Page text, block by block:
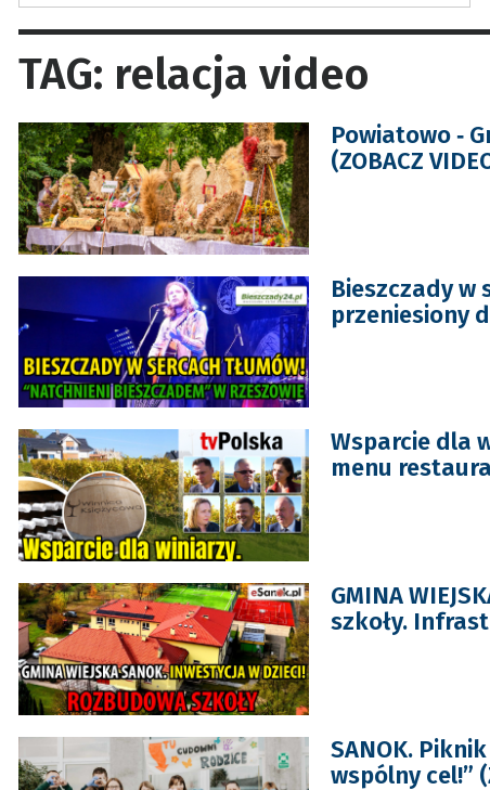
TAG: relacja video
Powiatowo ‑
(ZOBACZ
Bieszczady w
przeniesiony
Wsparcie dla
menu
GMINA
szkoły.
SANOK.
wspólny cel!”